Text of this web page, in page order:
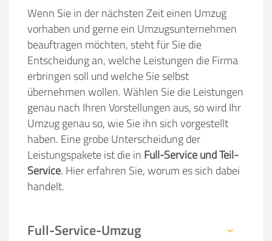
Wenn Sie in der nächsten Zeit einen Umzug
vorhaben und gerne ein Umzugsunternehmen
beauftragen möchten, steht für Sie die
Entscheidung an, welche Leistungen die Firma
erbringen soll und welche Sie selbst
übernehmen wollen. Wählen Sie die Leistungen
genau nach Ihren Vorstellungen aus, so wird Ihr
Umzug genau so, wie Sie ihn sich vorgestellt
haben. Eine grobe Unterscheidung der
Leistungspakete ist die in Full-Service und Teil-
Service. Hier erfahren Sie, worum es sich dabei
handelt.
Full-Service-Umzug